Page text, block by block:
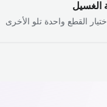
الغسيل
القطع واحدة تلو الأخرى